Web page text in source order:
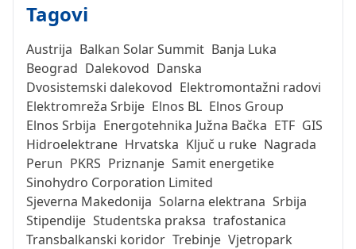
Tagovi
Austrija Balkan Solar Summit Banja Luka
Beograd Dalekovod Danska
Dvosistemski dalekovod Elektromontažni radovi
Elektromreža Srbije Elnos BL Elnos Group
Elnos Srbija Energotehnika Južna Bačka ETF GIS
Hidroelektrane Hrvatska Ključ u ruke Nagrada
Perun PKRS Priznanje Samit energetike
Sinohydro Corporation Limited
Sjeverna Makedonija Solarna elektrana Srbija
Stipendije Studentska praksa trafostanica
Transbalkanski koridor Trebinje Vjetropark